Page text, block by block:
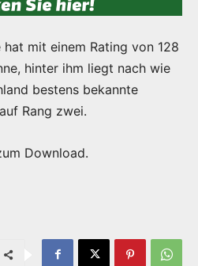
mit einem Rating von 128
hinter ihm liegt nach wie
bestens bekannte
Rang zwei.
Download.